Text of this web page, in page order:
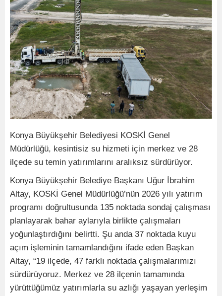
Konya Büyükşehir Belediyesi KOSKİ Genel
Müdürlüğü, kesintisiz su hizmeti için merkez ve 28
ilçede su temin yatırımlarını aralıksız sürdürüyor.
Konya Büyükşehir Belediye Başkanı Uğur İbrahim
Altay, KOSKİ Genel Müdürlüğü’nün 2026 yılı yatırım
programı doğrultusunda 135 noktada sondaj çalışması
planlayarak bahar aylarıyla birlikte çalışmaları
yoğunlaştırdığını belirtti. Şu anda 37 noktada kuyu
açım işleminin tamamlandığını ifade eden Başkan
Altay, “19 ilçede, 47 farklı noktada çalışmalarımızı
sürdürüyoruz. Merkez ve 28 ilçenin tamamında
yürüttüğümüz yatırımlarla su azlığı yaşayan yerleşim